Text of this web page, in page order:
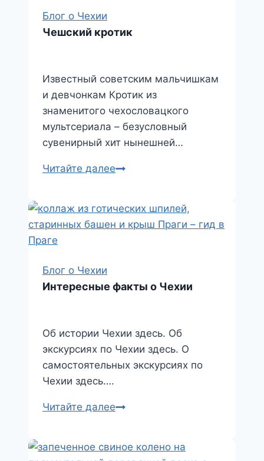
Блог о Чехии
Чешский кротик
Известный советским мальчишкам
и девчонкам Кротик из
знаменитого чехословацкого
мультсериала – безусловный
сувенирный хит нынешней…
Читайте далееЧешский
Блог о Чехии
Интересные факты о Чехии
Об истории Чехии здесь. Об
экскурсиях по Чехии здесь. О
самостоятельных экскурсиях по
Чехии здесь….
Читайте далееИнтересные
Чехии